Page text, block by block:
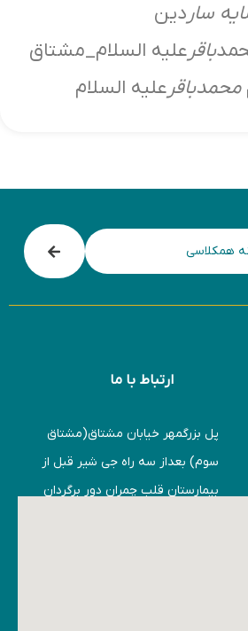
ساردین
باقرعلیه السلام_مشتاق
محمدباقرعلیه السلام
همکلاسی
پل بزرگمهر خیابان مشتاق(مشتاق
سوم) بعداز سه راه جی شیر قبل از
بیمارستان قلب چمران دور برگردان
ارتباط با ما